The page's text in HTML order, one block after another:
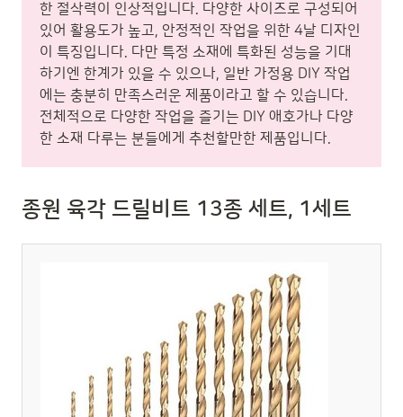
한 절삭력이 인상적입니다. 다양한 사이즈로 구성되어
있어 활용도가 높고, 안정적인 작업을 위한 4날 디자인
이 특징입니다. 다만 특정 소재에 특화된 성능을 기대
하기엔 한계가 있을 수 있으나, 일반 가정용 DIY 작업
에는 충분히 만족스러운 제품이라고 할 수 있습니다.
전체적으로 다양한 작업을 즐기는 DIY 애호가나 다양
한 소재 다루는 분들에게 추천할만한 제품입니다.
종원 육각 드릴비트 13종 세트, 1세트